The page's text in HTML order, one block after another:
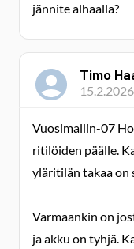
jännite alhaalla?
Timo
Vuosimallin-07
ritilöiden päälle.
yläritilän takaa on
Varmaankin on
ja akku on tyhjä.